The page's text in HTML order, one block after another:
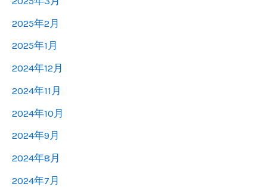
2025年2月
2025年1月
2024年12月
2024年11月
2024年10月
2024年9月
2024年8月
2024年7月